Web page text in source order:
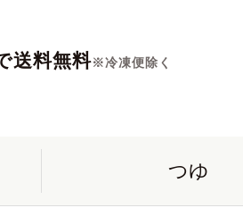
送料無料※冷凍便除く
つゆ